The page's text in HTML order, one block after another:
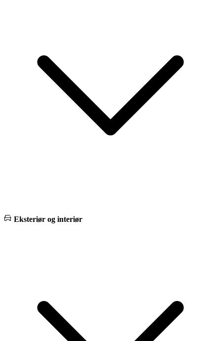
Eksteriør og interiør